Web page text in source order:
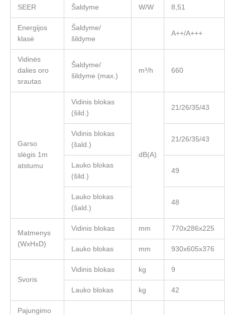
SEER Šaldyme W/W 8,51
Energijos
klasė
Šaldyme/
šildyme
A++/A+++
Vidinės
dalies oro
srautas
Šaldyme/
šildyme (max.)
m³/h 660
Garso
slėgis 1m
atstumu
Vidinis blokas
(šild.)
dB(A)
21/26/35/43
Vidinis blokas
(šald.)
21/26/35/43
Lauko blokas
(šild.)
49
Lauko blokas
(šald.)
48
Matmenys
(WxHxD)
Vidinis blokas mm 770x286x225
Lauko blokas mm 930x605x376
Svoris
Vidinis blokas kg 9
Lauko blokas kg 42
Pajungimo